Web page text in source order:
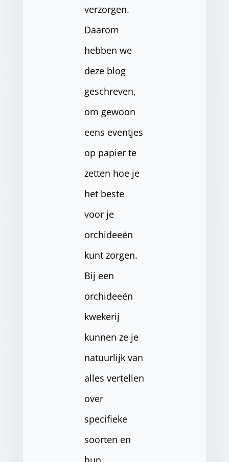
verzorgen.
Daarom
hebben we
deze blog
geschreven,
om gewoon
eens eventjes
op papier te
zetten hoe je
het beste
voor je
orchideeën
kunt zorgen.
Bij een
orchideeën
kwekerij
kunnen ze je
natuurlijk van
alles vertellen
over
specifieke
soorten en